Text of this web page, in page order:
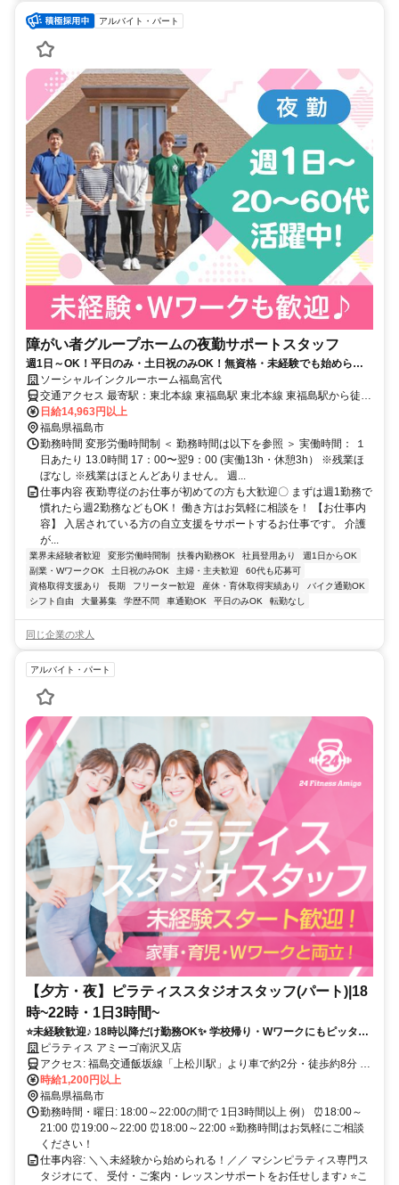
アルバイト・パート
障がい者グループホームの夜勤サポートスタッフ
週1日～OK！平日のみ・土日祝のみOK！無資格・未経験でも始められ
ます。目の前の人に喜んでいただくことに、一生懸命になれる仕事で
す。
ソーシャルインクルーホーム福島宮代
交通アクセス 最寄駅：東北本線 東福島駅 東北本線 東福島駅から徒歩
13分 阿武隈急行線 福嶋学院前駅から徒歩11分
日給14,963円以上
福島県福島市
勤務時間 変形労働時間制 ＜ 勤務時間は以下を参照 ＞ 実働時間： １
日あたり 13.0時間 17：00〜翌9：00 (実働13h・休憩3h） ※残業ほ
ぼなし ※残業はほとんどありません。 週...
仕事内容 夜勤専従のお仕事が初めての方も大歓迎〇 まずは週1勤務で
慣れたら週2勤務などもOK！ 働き方はお気軽に相談を！ 【お仕事内
容】 入居されている方の自立支援をサポートするお仕事です。 介護
が...
業界未経験者歓迎 変形労働時間制 扶養内勤務OK 社員登用あり
週1日からOK
副業・WワークOK
土日祝のみOK 主婦・主夫歓迎
60代も応募可
資格取得支援あり
長期 フリーター歓迎 産休・育休取得実績あり
バイク通勤OK
シフト自由
大量募集 学歴不問 車通勤OK 平日のみOK 転勤なし
同じ企業の求人
アルバイト・パート
【夕方・夜】ピラティススタジオスタッフ(パート)|18
時~22時・1日3時間~
⭐未経験歓迎♪ 18時以降だけ勤務OK✨ 学校帰り・Wワークにもピッタリ
♪働きながらキレイになれる人気のマシンピラティススタジオ♪
ピラティス アミーゴ南沢又店
アクセス: 福島交通飯坂線「上松川駅」より車で約2分・徒歩約8分 福
島交通飯坂線「笹谷駅」より車で約3分 JR「福島駅」より車で約15
分 ＊車通勤OK／無料駐車場あり ＊交通費支給 福島市内からはもちろ
ん、 伊達市・桑折町・国見町・二本松市方面からも通勤しやすい立
地です。
時給1,200円以上
福島県福島市
勤務時間・曜日: 18:00～22:00の間で 1日3時間以上 例） ⏰18:00～
21:00 ⏰19:00～22:00 ⏰18:00～22:00 ⭐勤務時間はお気軽にご相談
ください！
仕事内容: ＼＼未経験から始められる！／／ マシンピラティス専門ス
タジオにて、 受付・ご案内・レッスンサポートをお任せします♪ ⭐こ